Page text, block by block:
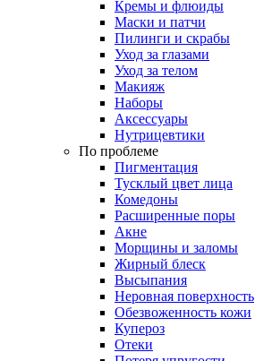
Кремы и флюиды
Маски и патчи
Пилинги и скрабы
Уход за глазами
Уход за телом
Макияж
Наборы
Аксессуары
Нутрицевтики
По проблеме
Пигментация
Тусклый цвет лица
Комедоны
Расширенные поры
Акне
Морщины и заломы
Жирный блеск
Высыпания
Неровная поверхность
Обезвоженность кожи
Купероз
Отеки